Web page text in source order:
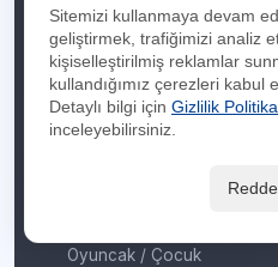
Market
Mobil Uygulama
Mobilya / Dekorasyon
Mutfak Gereçleri /
Oyuncak / Çocuk
Sitemizi kullanmaya devam
geliştirmek, trafiğimizi analiz
kişiselleştirilmiş reklamlar
kullandığımız çerezleri kabul
Detaylı bilgi için Gizlilik
inceleyebilirsiniz.